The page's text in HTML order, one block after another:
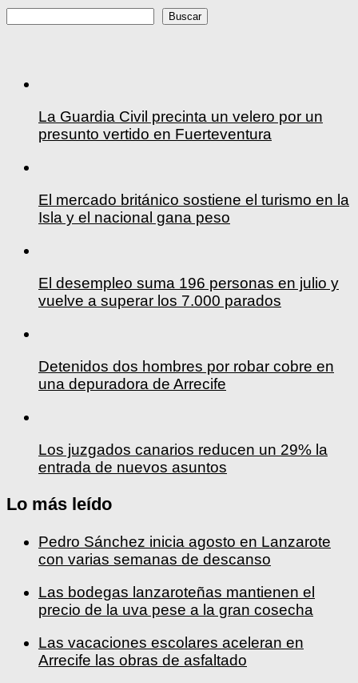
Buscar
La Guardia Civil precinta un velero por un
presunto vertido en Fuerteventura
El mercado británico sostiene el turismo en la
Isla y el nacional gana peso
El desempleo suma 196 personas en julio y
vuelve a superar los 7.000 parados
Detenidos dos hombres por robar cobre en
una depuradora de Arrecife
Los juzgados canarios reducen un 29% la
entrada de nuevos asuntos
Lo más leído
Pedro Sánchez inicia agosto en Lanzarote
con varias semanas de descanso
Las bodegas lanzaroteñas mantienen el
precio de la uva pese a la gran cosecha
Las vacaciones escolares aceleran en
Arrecife las obras de asfaltado